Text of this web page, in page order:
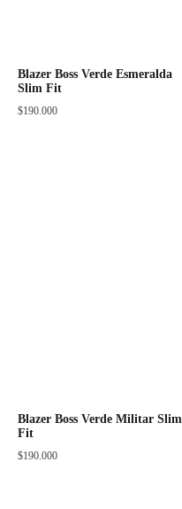
Blazer Boss Verde Esmeralda
Slim Fit
$190.000
Blazer Boss Verde Militar Slim
Fit
$190.000